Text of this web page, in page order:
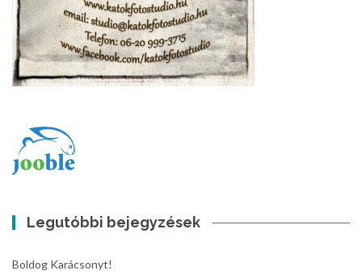
Legutóbbi bejegyzések
Boldog Karácsonyt!